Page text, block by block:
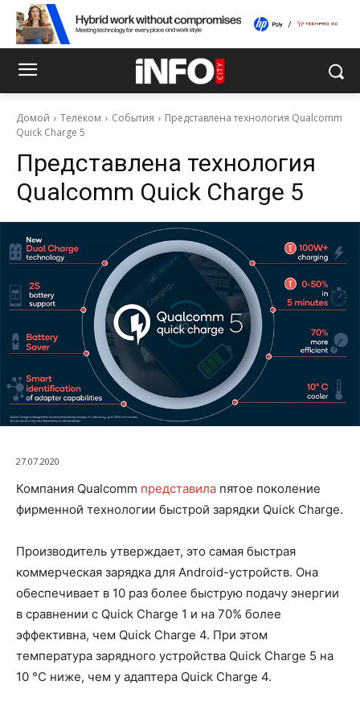
Домой Телеком События
Представлена технология Qualcomm
Quick Charge 5
Представлена технология
Qualcomm Quick Charge 5
27.07.2020
Компания Qualcomm представила пятое поколение
фирменной технологии быстрой зарядки Quick Charge.
Производитель утверждает, это самая быстрая
коммерческая зарядка для Android-устройств. Она
обеспечивает в 10 раз более быструю подачу энергии
в сравнении с Quick Charge 1 и на 70% более
эффективна, чем Quick Charge 4. При этом
температура зарядного устройства Quick Charge 5 на
10 °С ниже, чем у адаптера Quick Charge 4.